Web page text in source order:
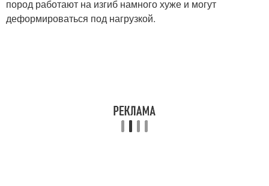
пород работают на изгиб намного хуже и могут
деформироваться под нагрузкой.